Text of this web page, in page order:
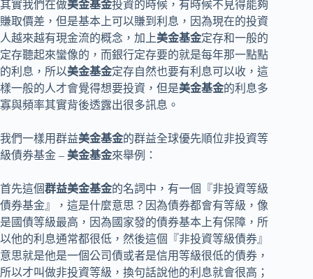
其實我們在做美金基金投資的時候，有時候不見得能夠
賺取價差，但是基本上可以賺到利息，因為現在的投資
人越來越有現金流的概念，加上美金基金定存和一般的
定存聽起來蠻像的，而銀行定存要的就是每年那一點點
的利息，所以美金基金定存自然也要有利息可以收，這
樣一般的人才會覺得想要投資，但是美金基金的利息多
寡與頻率其實背後透露出很多訊息。
我們一樣用群益美金基金的群益全球優先順位非投資等
級債券基金 – 美金基金來舉例：
首先這個群益美金基金的名詞中，有一個『非投資等級
債券基金』，這是什麼意思？因為債券都會有等級，像
是國債等級最高，因為國家發的債券基本上有保障，所
以他的利息通常都很低，然後這個『非投資等級債券』
意思就是他是一個公司債或者是信用等級很低的債券，
所以才叫做非投資等級，換句話說他的利息就會很高；